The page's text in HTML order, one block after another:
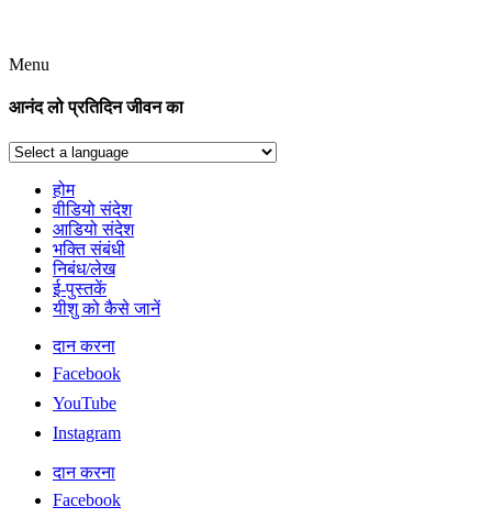
Menu
आनंद लो प्रतिदिन जीवन का
होम
वीडियो संदेश
आडियो संदेश
भक्ति संबंधी
निबंध/लेख
ई-पुस्तकें
यीशु को कैसे जानें
दान करना
Facebook
YouTube
Instagram
दान करना
Facebook